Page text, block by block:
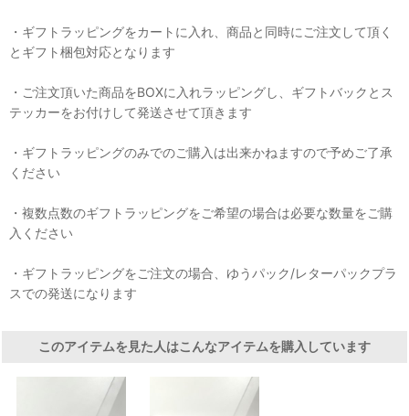
・ギフトラッピングをカートに入れ、商品と同時にご注文して頂く
とギフト梱包対応となります
・ご注文頂いた商品をBOXに入れラッピングし、ギフトバックとス
テッカーをお付けして発送させて頂きます
・ギフトラッピングのみでのご購入は出来かねますので予めご了承
ください
・複数点数のギフトラッピングをご希望の場合は必要な数量をご購
入ください
・ギフトラッピングをご注文の場合、ゆうパック/レターパックプラ
スでの発送になります
このアイテムを見た人はこんなアイテムを購入しています